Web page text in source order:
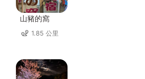
山豬的窩
1.85 公里